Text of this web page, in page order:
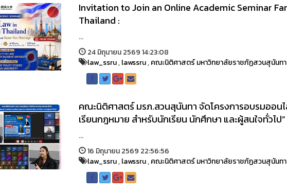
Invitation to Join an Online Academic Seminar
Thailand :
...
24 มิถุนายน 2569 14:23:08
law_ssru,lawssru,คณะนิติศาสตร์ มหาวิทยาลัยราชภัฏสวนสุนันทา
คณะนิติศาสตร์ มรภ.สวนสุนันทา จัดโครงการอบรมออน
เรียนกฎหมาย สำหรับนักเรียน นักศึกษา และผู้สนใจทั่วไป”
...
16 มิถุนายน 2569 22:56:56
law_ssru,lawssru,คณะนิติศาสตร์ มหาวิทยาลัยราชภัฏสวนสุนันทา